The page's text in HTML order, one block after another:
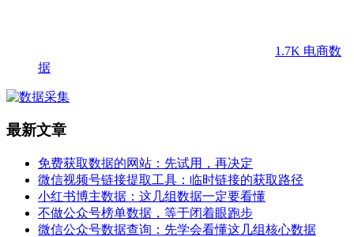
1.7K 电商数
据
最新文章
免费获取数据的网站：先试用，再决定
微信视频号链接提取工具：临时链接的获取路径
小红书博主数据：这几组数据一定要看懂
不做公众号榜单数据，等于闭着眼跑步
微信公众号数据查询：先学会看懂这几组核心数据